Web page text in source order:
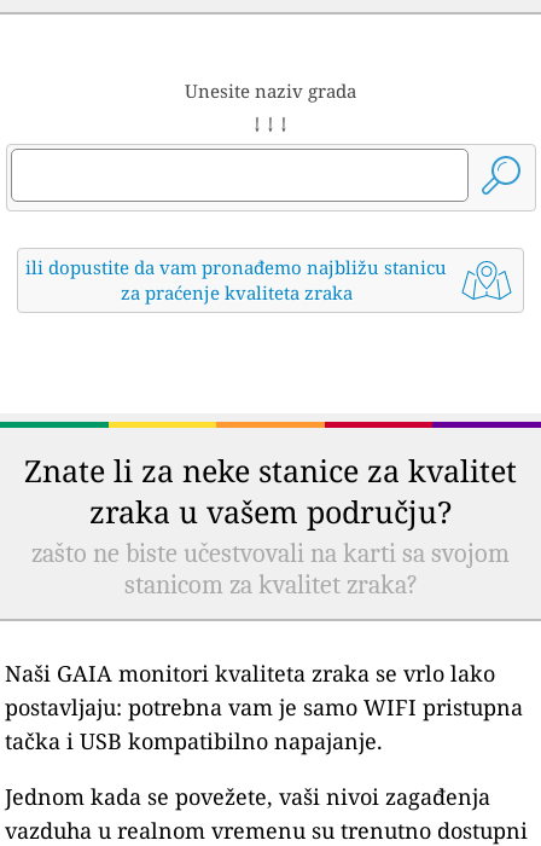
Unesite naziv grada
↓ ↓ ↓
ili dopustite da vam pronađemo najbližu stanicu
za praćenje kvaliteta zraka
Znate li za neke stanice za kvalitet
zraka u vašem području?
zašto ne biste učestvovali na karti sa svojom
stanicom za kvalitet zraka?
Naši GAIA monitori kvaliteta zraka se vrlo lako
postavljaju: potrebna vam je samo WIFI pristupna
tačka i USB kompatibilno napajanje.
Jednom kada se povežete, vaši nivoi zagađenja
vazduha u realnom vremenu su trenutno dostupni